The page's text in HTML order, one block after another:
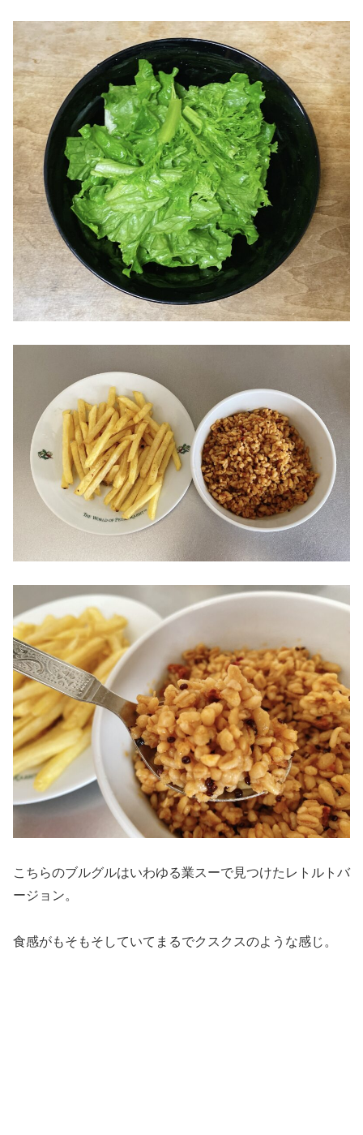
こちらのブルグルはいわゆる業スーで見つけたレトルトバ
ージョン。
食感がもそもそしていてまるでクスクスのような感じ。